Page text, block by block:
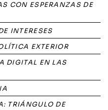
CON ESPERANZAS DE
INTERESES
EXTERIOR
DIGITAL EN LAS
TRIÁNGULO DE